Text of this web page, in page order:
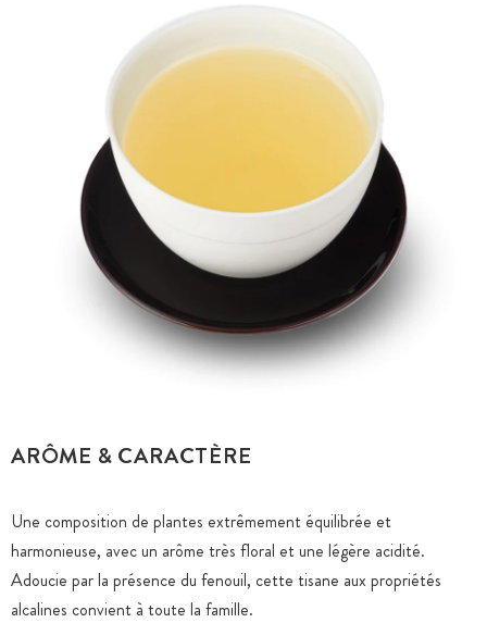
ARÔME & CARACTÈRE
Une composition de plantes extrêmement équilibrée et
harmonieuse, avec un arôme très floral et une légère acidité.
Adoucie par la présence du fenouil, cette tisane aux propriétés
alcalines convient à toute la famille.